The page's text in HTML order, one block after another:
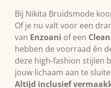
Bij Nikita Bruidsmode
Of je nu valt voor een
van Enzoani of een
hebben de voorraad én
deze high-fashion stijlen
jouw lichaam aan te
Altijd inclusief